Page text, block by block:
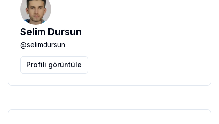
Selim Dursun
@selimdursun
Profili görüntüle